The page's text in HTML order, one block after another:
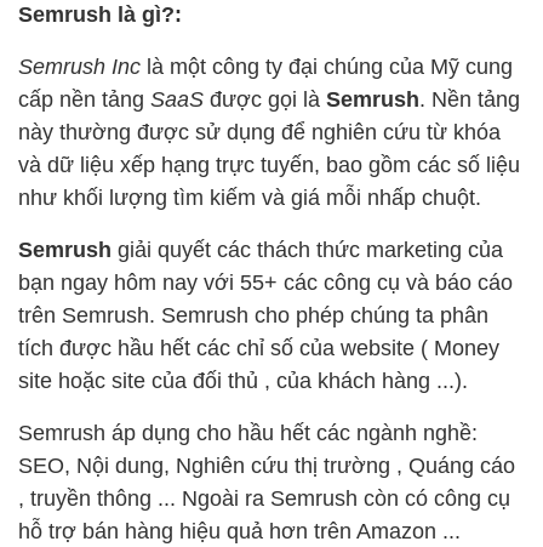
Semrush là gì?:
Semrush Inc là một công ty đại chúng của Mỹ cung
cấp nền tảng SaaS được gọi là Semrush. Nền tảng
này thường được sử dụng để nghiên cứu từ khóa
và dữ liệu xếp hạng trực tuyến, bao gồm các số liệu
như khối lượng tìm kiếm và giá mỗi nhấp chuột.
Semrush giải quyết các thách thức marketing của
bạn ngay hôm nay với 55+ các công cụ và báo cáo
trên Semrush. Semrush cho phép chúng ta phân
tích được hầu hết các chỉ số của website ( Money
site hoặc site của đối thủ , của khách hàng ...).
Semrush áp dụng cho hầu hết các ngành nghề:
SEO, Nội dung, Nghiên cứu thị trường , Quáng cáo
, truyền thông ... Ngoài ra Semrush còn có công cụ
hỗ trợ bán hàng hiệu quả hơn trên Amazon ...